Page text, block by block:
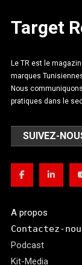
Target
Le TR est le
marques
Nous
pratiques dans le
SUIVEZ-
A propos
Contactez-
Podcast
Kit-Media